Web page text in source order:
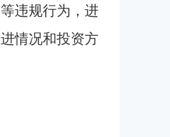
违规行为，进
情况和投资方